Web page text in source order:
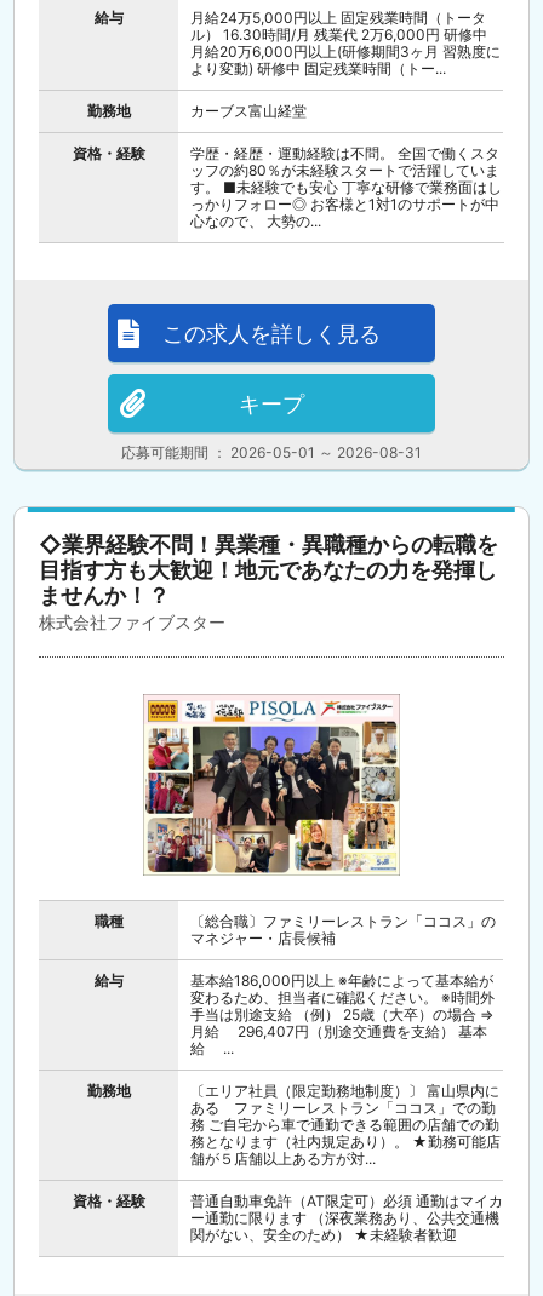
給与
月給24万5,000円以上 固定残業時間（トータ
ル） 16.30時間/月 残業代 2万6,000円 研修中
月給20万6,000円以上(研修期間3ヶ月 習熟度に
より変動) 研修中 固定残業時間（トー...
勤務地 カーブス富山経堂
資格・経験
学歴・経歴・運動経験は不問。 全国で働くスタ
ッフの約80％が未経験スタートで活躍していま
す。 ■未経験でも安心 丁寧な研修で業務面はし
っかりフォロー◎ お客様と1対1のサポートが中
心なので、 大勢の...
応募可能期間 ： 2026-05-01 ～ 2026-08-31
この求人を詳しく見る
キープ
◇業界経験不問！異業種・異職種からの転職を
目指す方も大歓迎！地元であなたの力を発揮し
ませんか！？
株式会社ファイブスター
職種
〔総合職〕ファミリーレストラン「ココス」の
マネジャー・店長候補
給与
基本給186,000円以上 ※年齢によって基本給が
変わるため、担当者に確認ください。 ※時間外
手当は別途支給 （例） 25歳（大卒）の場合 ⇒
月給 296,407円（別途交通費を支給） 基本
給 ...
勤務地
〔エリア社員（限定勤務地制度）〕 富山県内に
ある ファミリーレストラン「ココス」での勤
務 ご自宅から車で通勤できる範囲の店舗での勤
務となります（社内規定あり）。 ★勤務可能店
舗が５店舗以上ある方が対...
資格・経験
普通自動車免許（AT限定可）必須 通勤はマイカ
ー通勤に限ります （深夜業務あり、公共交通機
関がない、安全のため） ★未経験者歓迎